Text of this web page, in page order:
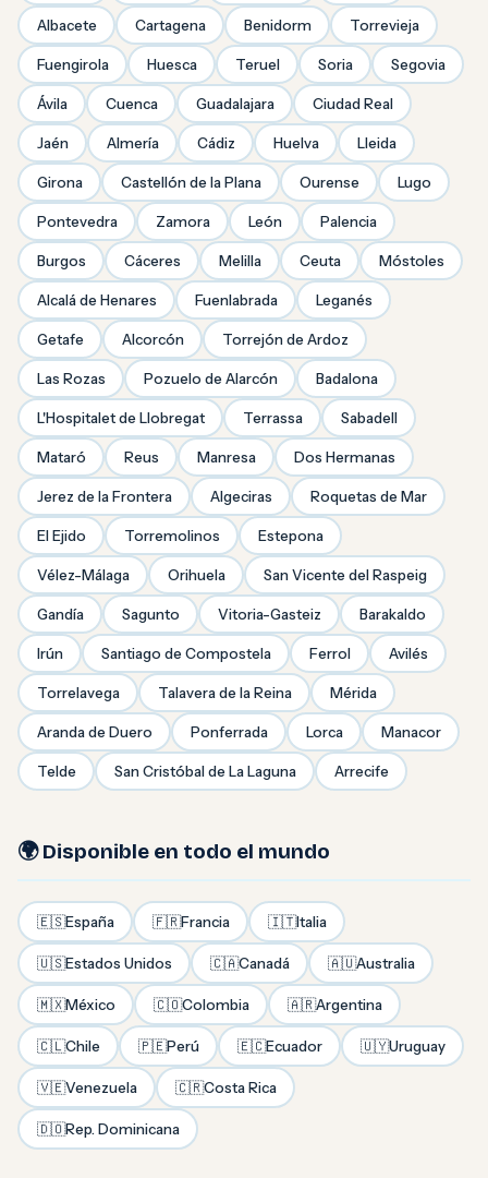
Albacete Cartagena Benidorm Torrevieja
Fuengirola Huesca Teruel Soria Segovia
Ávila Cuenca Guadalajara Ciudad Real
Jaén Almería Cádiz Huelva Lleida
Girona Castellón de la Plana Ourense Lugo
Pontevedra Zamora León Palencia
Burgos Cáceres Melilla Ceuta Móstoles
Alcalá de Henares Fuenlabrada Leganés
Getafe Alcorcón Torrejón de Ardoz
Las Rozas Pozuelo de Alarcón Badalona
L'Hospitalet de Llobregat Terrassa Sabadell
Mataró Reus Manresa Dos Hermanas
Jerez de la Frontera Algeciras Roquetas de Mar
El Ejido Torremolinos Estepona
Vélez-Málaga Orihuela San Vicente del Raspeig
Gandía Sagunto Vitoria-Gasteiz Barakaldo
Irún Santiago de Compostela Ferrol Avilés
Torrelavega Talavera de la Reina Mérida
Aranda de Duero Ponferrada Lorca Manacor
Telde San Cristóbal de La Laguna Arrecife
🌍 Disponible en todo el mundo
🇪🇸España 🇫🇷Francia 🇮🇹Italia
🇺🇸Estados Unidos 🇨🇦Canadá 🇦🇺Australia
🇲🇽México 🇨🇴Colombia 🇦🇷Argentina
🇨🇱Chile 🇵🇪Perú 🇪🇨Ecuador 🇺🇾Uruguay
🇻🇪Venezuela 🇨🇷Costa Rica
🇩🇴Rep. Dominicana